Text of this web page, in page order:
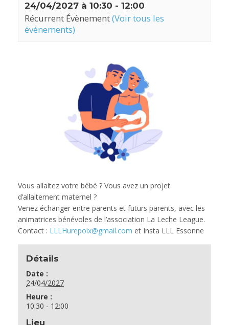
24/04/2027 à 10:30 - 12:00
Récurrent Évènement(Voir tous les
événements)
Vous allaitez votre bébé ? Vous avez un projet
d’allaitement maternel ?
Venez échanger entre parents et futurs parents, avec les
animatrices bénévoles de l’association La Leche League.
Contact : LLLHurepoix@gmail.com et Insta LLL Essonne
Détails
Date :
24/04/2027
Heure :
10:30 - 12:00
Lieu